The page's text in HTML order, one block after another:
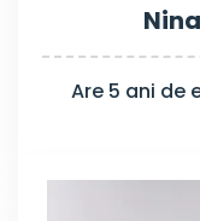
Are 5 ani de